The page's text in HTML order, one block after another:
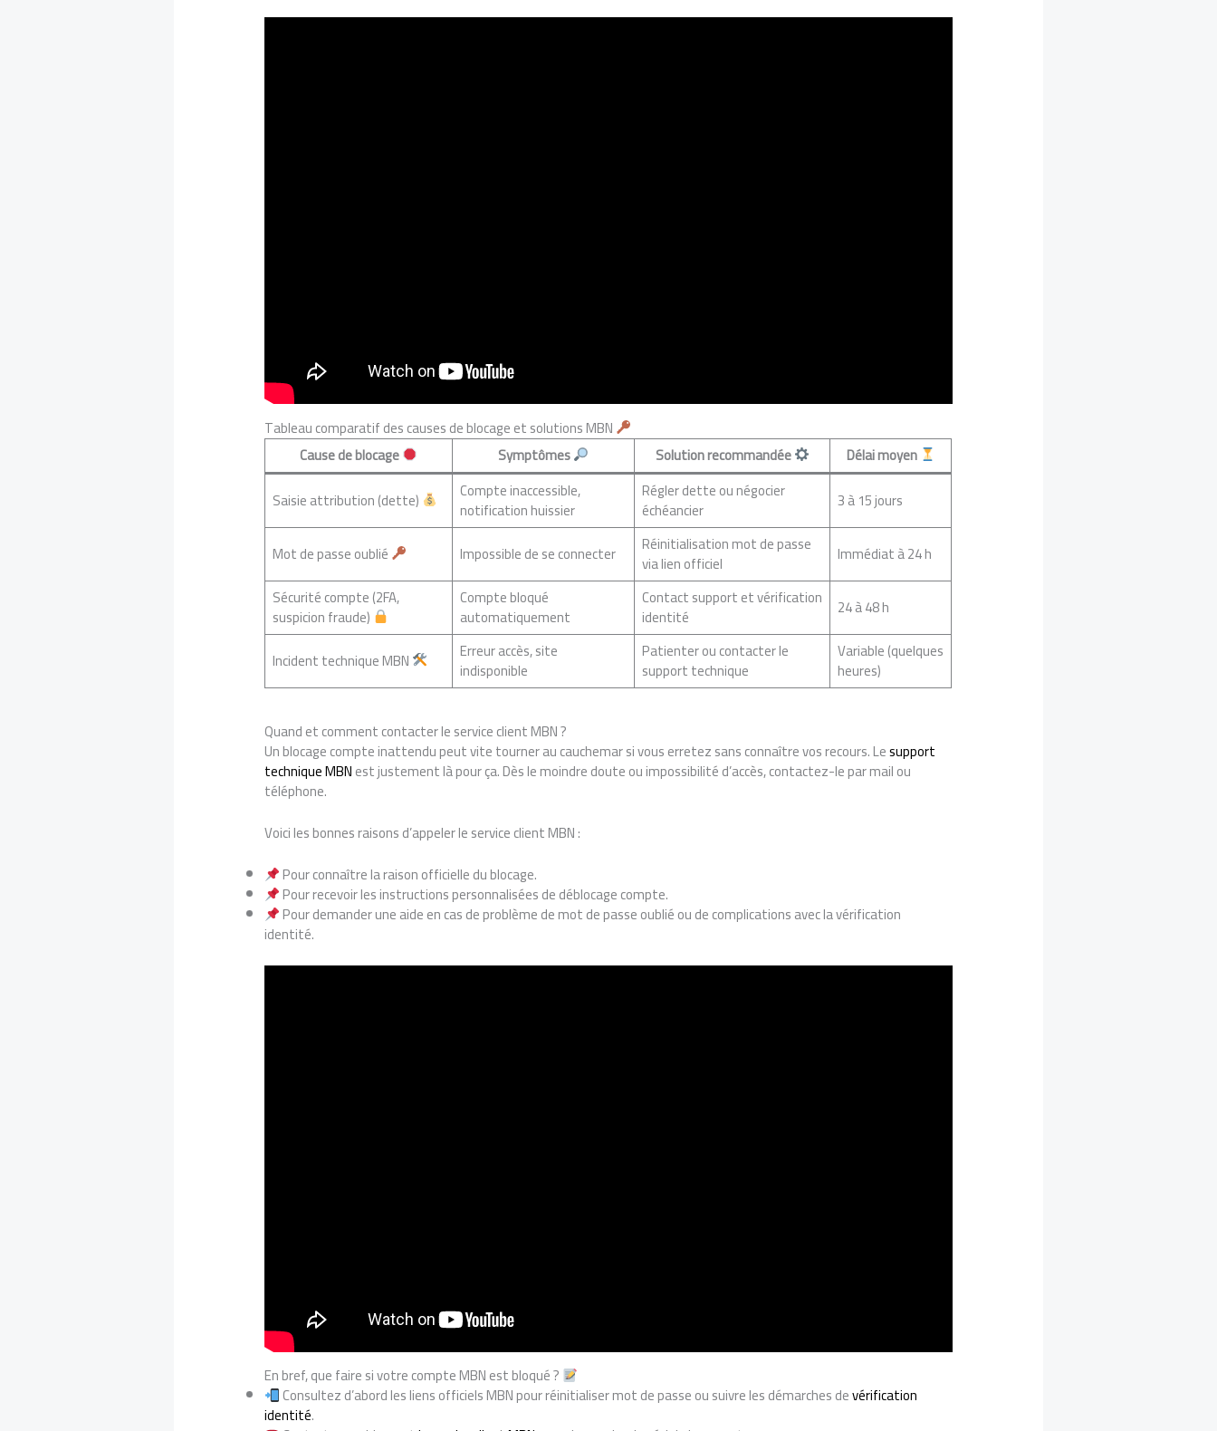
Tableau comparatif des causes de blocage et solutions MBN
Cause de blocage
Symptômes Solution recommandée
Délai moyen
Saisie attribution (dette)
Compte inaccessible,
notification huissier
Régler dette ou négocier
échéancier 3 à 15 jours
Mot de passe oublié Impossible de se connecter Réinitialisation mot de passe
via lien officiel
Immédiat à 24 h
Sécurité compte (2FA,
suspicion fraude)
Compte bloqué
automatiquement
Contact support et vérification
identité 24 à 48 h
Incident technique MBN Erreur accès, site
indisponible
Patienter ou contacter le
support technique
Variable (quelques
heures)
Quand et comment contacter le service client MBN ?
Un blocage compte inattendu peut vite tourner au cauchemar si vous erretez sans connaître vos recours. Lesupport
technique MBNest justement là pour ça. Dès le moindre doute ou impossibilité d’accès, contactez-le par mail ou
téléphone.
Voici les bonnes raisons d’appeler le service client MBN :
Pour connaître la raison officielle du blocage.
Pour recevoir les instructions personnalisées de déblocage compte.
Pour demander une aide en cas de problème de mot de passe oublié ou de complications avec la vérification
identité.
En bref, que faire si votre compte MBN est bloqué ?
Consultez d’abord les liens officiels MBN pour réinitialiser mot de passe ou suivre les démarches devérification
identité.